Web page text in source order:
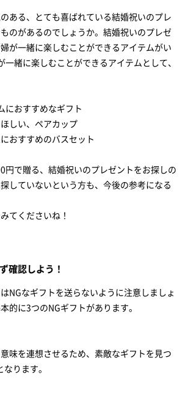
ある、とても喜ばれている結婚祝いのプレ
のがあるのでしょうか。結婚祝いのプレゼ
が一緒に楽しむことができるアイテムがい
一緒に楽しむことができるアイテムとして、
におすすめなギフト
しい、ペアカップ
おすすめのバスセット
円で贈る、結婚祝いのプレゼントをお探しの
していないという方も、今後の参考になる
てくださいね！
確認しよう！
NGなギフトを送らないように注意しましょ
的に3つのNGギフトがあります。
意味を連想させるため、素敵なギフトを見つ
ります。